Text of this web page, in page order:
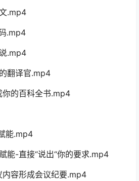
.mp4
.mp4
.mp4
翻译官.mp4
你的百科全书.mp4
能.mp4
能-直接“说出“你的要求.mp4
容形成会议纪要.mp4